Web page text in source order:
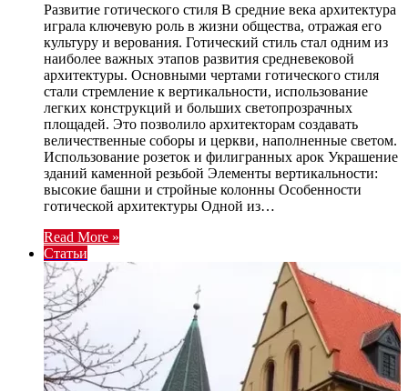
Развитие готического стиля В средние века архитектура
играла ключевую роль в жизни общества, отражая его
культуру и верования. Готический стиль стал одним из
наиболее важных этапов развития средневековой
архитектуры. Основными чертами готического стиля
стали стремление к вертикальности, использование
легких конструкций и больших светопрозрачных
площадей. Это позволило архитекторам создавать
величественные соборы и церкви, наполненные светом.
Использование розеток и филигранных арок Украшение
зданий каменной резьбой Элементы вертикальности:
высокие башни и стройные колонны Особенности
готической архитектуры Одной из…
Read More »
Статьи